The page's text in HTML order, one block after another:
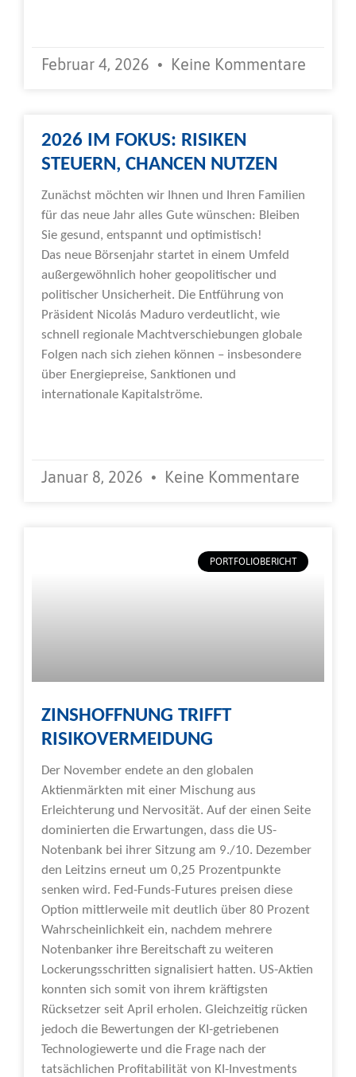
Februar 4, 2026 Keine Kommentare
2026 IM FOKUS: RISIKEN
STEUERN, CHANCEN NUTZEN
Zunächst möchten wir Ihnen und Ihren Familien
für das neue Jahr alles Gute wünschen: Bleiben
Sie gesund, entspannt und optimistisch!
Das neue Börsenjahr startet in einem Umfeld
außergewöhnlich hoher geopolitischer und
politischer Unsicherheit. Die Entführung von
Präsident Nicolás Maduro verdeutlicht, wie
schnell regionale Machtverschiebungen globale
Folgen nach sich ziehen können – insbesondere
über Energiepreise, Sanktionen und
internationale Kapitalströme.
Januar 8, 2026 Keine Kommentare
PORTFOLIOBERICHT
ZINSHOFFNUNG TRIFFT
RISIKOVERMEIDUNG
Der November endete an den globalen
Aktienmärkten mit einer Mischung aus
Erleichterung und Nervosität. Auf der einen Seite
dominierten die Erwartungen, dass die US-
Notenbank bei ihrer Sitzung am 9./10. Dezember
den Leitzins erneut um 0,25 Prozentpunkte
senken wird. Fed-Funds-Futures preisen diese
Option mittlerweile mit deutlich über 80 Prozent
Wahrscheinlichkeit ein, nachdem mehrere
Notenbanker ihre Bereitschaft zu weiteren
Lockerungsschritten signalisiert hatten. US-Aktien
konnten sich somit von ihrem kräftigsten
Rücksetzer seit April erholen. Gleichzeitig rücken
jedoch die Bewertungen der KI-getriebenen
Technologiewerte und die Frage nach der
tatsächlichen Profitabilität von KI-Investments